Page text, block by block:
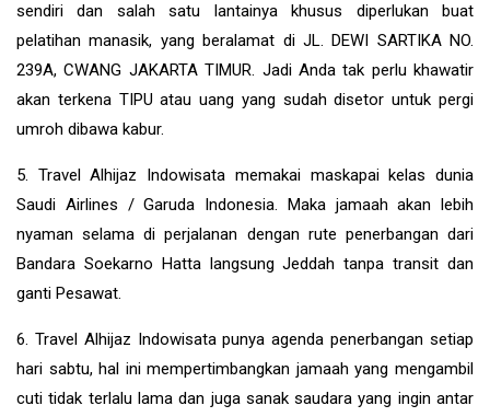
sendiri dan salah satu lantainya khusus diperlukan buat
pelatihan manasik, yang beralamat di JL. DEWI SARTIKA NO.
239A, CWANG JAKARTA TIMUR. Jadi Anda tak perlu khawatir
akan terkena TIPU atau uang yang sudah disetor untuk pergi
umroh dibawa kabur.
5. Travel Alhijaz Indowisata memakai maskapai kelas dunia
Saudi Airlines / Garuda Indonesia. Maka jamaah akan lebih
nyaman selama di perjalanan dengan rute penerbangan dari
Bandara Soekarno Hatta langsung Jeddah tanpa transit dan
ganti Pesawat.
6. Travel Alhijaz Indowisata punya agenda penerbangan setiap
hari sabtu, hal ini mempertimbangkan jamaah yang mengambil
cuti tidak terlalu lama dan juga sanak saudara yang ingin antar